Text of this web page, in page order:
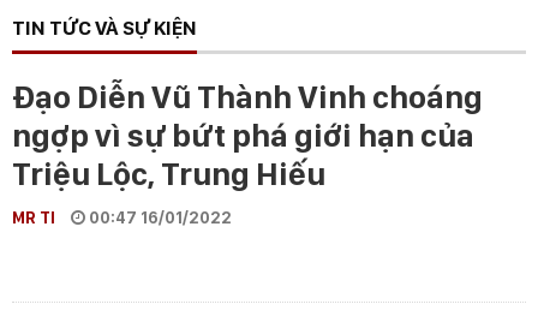
TIN TỨC VÀ SỰ KIỆN
Đạo Diễn Vũ Thành Vinh choáng
ngợp vì sự bứt phá giới hạn của
Triệu Lộc, Trung Hiếu
MR TI 00:47 16/01/2022